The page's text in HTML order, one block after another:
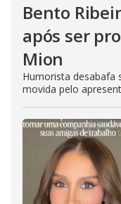
Bento
após ser
Mion
Humorista desabafa
movida pelo